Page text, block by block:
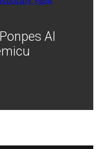
Al